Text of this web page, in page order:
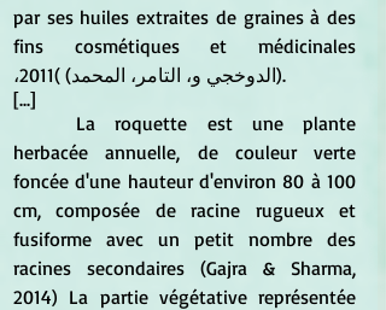
par ses huiles extraites de graines à des
fins cosmétiques et médicinales
،الدوخجي و، التامر، المحمد) )2011).
[...]
herbacée annuelle, de couleur verte
foncée d'une hauteur d'environ 80 à 100
cm, composée de racine rugueux et
fusiforme avec un petit nombre des
racines secondaires (Gajra & Sharma,
2014) La partie végétative représentée